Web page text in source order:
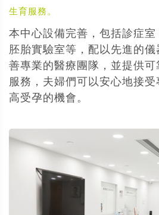
生育服務。
本中心設備完善，包括診症
胚胎實驗室等，配以先進的
善專業的醫療團隊，並提供
服務，夫婦們可以安心地接
高受孕的機會。